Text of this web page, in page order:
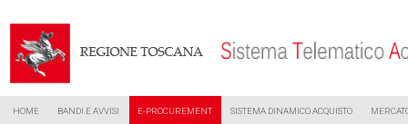
HOME BANDI E AVVISI E-PROCUREMENT SISTEMA DINAMICO ACQUISTO